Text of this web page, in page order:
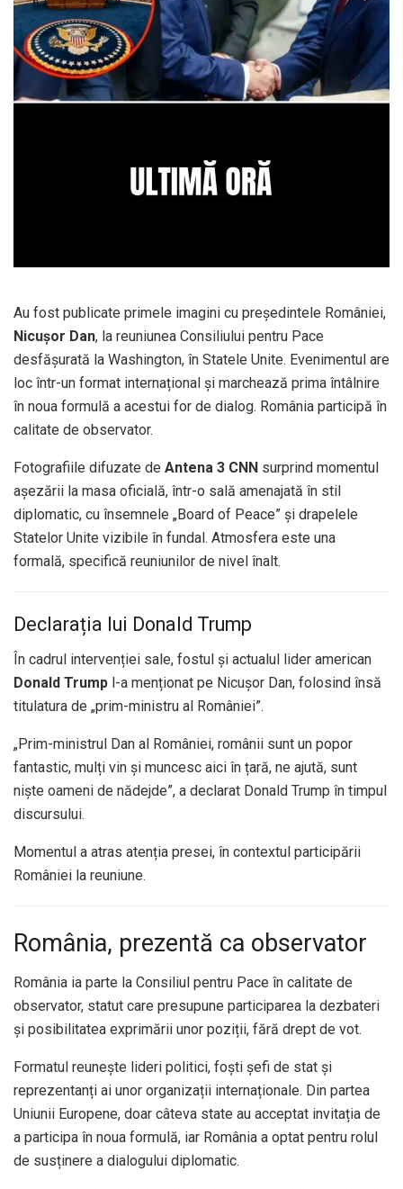
Au fost publicate primele imagini cu președintele României,
Nicușor Dan, la reuniunea Consiliului pentru Pace
desfășurată la Washington, în Statele Unite. Evenimentul are
loc într-un format internațional și marchează prima întâlnire
în noua formulă a acestui for de dialog. România participă în
calitate de observator.
Fotografiile difuzate de Antena 3 CNN surprind momentul
așezării la masa oficială, într-o sală amenajată în stil
diplomatic, cu însemnele „Board of Peace” și drapelele
Statelor Unite vizibile în fundal. Atmosfera este una
formală, specifică reuniunilor de nivel înalt.
Declarația lui Donald Trump
În cadrul intervenției sale, fostul și actualul lider american
Donald Trump l-a menționat pe Nicușor Dan, folosind însă
titulatura de „prim-ministru al României”.
„Prim-ministrul Dan al României, românii sunt un popor
fantastic, mulți vin și muncesc aici în țară, ne ajută, sunt
niște oameni de nădejde”, a declarat Donald Trump în timpul
discursului.
Momentul a atras atenția presei, în contextul participării
României la reuniune.
România, prezentă ca observator
România ia parte la Consiliul pentru Pace în calitate de
observator, statut care presupune participarea la dezbateri
și posibilitatea exprimării unor poziții, fără drept de vot.
Formatul reunește lideri politici, foști șefi de stat și
reprezentanți ai unor organizații internaționale. Din partea
Uniunii Europene, doar câteva state au acceptat invitația de
a participa în noua formulă, iar România a optat pentru rolul
de susținere a dialogului diplomatic.